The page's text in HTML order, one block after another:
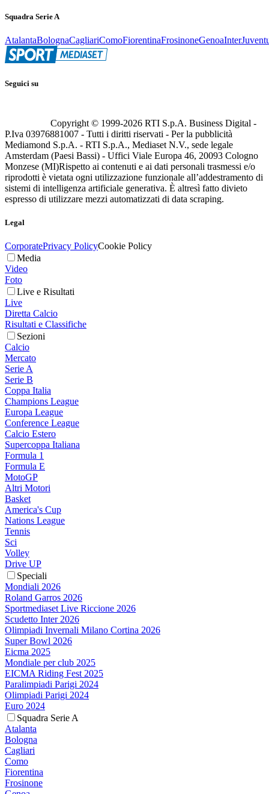
Squadra Serie A
AtalantaBolognaCagliariComoFiorentinaFrosinoneGenoaInter
Seguici su
Copyright © 1999-2026 RTI S.p.A. Business Digital -
P.Iva 03976881007 - Tutti i diritti riservati - Per la pubblicità
Mediamond S.p.A. - RTI S.p.A., Mediaset N.V., sede legale
Amsterdam (Paesi Bassi) - Uffici Viale Europa 46, 20093 Cologno
Monzese (MI)Rispetto ai contenuti e ai dati personali trasmessi e/o
riprodotti è vietata ogni utilizzazione funzionale all’addestramento di
sistemi di intelligenza artificiale generativa. È altresì fatto divieto
espresso di utilizzare mezzi automatizzati di data scraping.
Legal
CorporatePrivacy PolicyCookie Policy
Media
Video
Foto
Live e Risultati
Live
Diretta Calcio
Risultati e Classifiche
Sezioni
Calcio
Mercato
Serie A
Serie B
Coppa Italia
Champions League
Europa League
Conference League
Calcio Estero
Supercoppa Italiana
Formula 1
Formula E
MotoGP
Altri Motori
Basket
America's Cup
Nations League
Tennis
Sci
Volley
Drive UP
Speciali
Mondiali 2026
Roland Garros 2026
Sportmediaset Live Riccione 2026
Scudetto Inter 2026
Olimpiadi Invernali Milano Cortina 2026
Super Bowl 2026
Eicma 2025
Mondiale per club 2025
EICMA Riding Fest 2025
Paralimpiadi Parigi 2024
Olimpiadi Parigi 2024
Euro 2024
Squadra Serie A
Atalanta
Bologna
Cagliari
Como
Fiorentina
Frosinone